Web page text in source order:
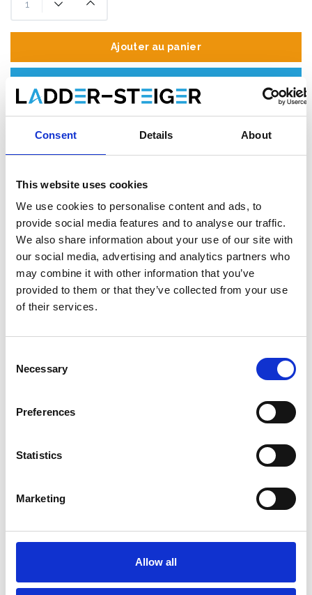
Consent Details About
This website uses cookies
We use cookies to personalise content and ads, to
provide social media features and to analyse our traffic.
We also share information about your use of our site with
our social media, advertising and analytics partners who
may combine it with other information that you’ve
provided to them or that they’ve collected from your use
of their services.
Selection
Necessary
Preferences
Statistics
Marketing
Allow all
Ajouter au panier
Enregistrer comme favori
Informations sur le produit Produits similaires
Description
RS 44-POWER Echafaudage pliant
étroit Echafaudage roulant compact
l'extérieur et idéal pour l'intérieur grâce à ses dimensions
extensible avec tous les composants de la série RS TOWER 4.
Vous pouvez ainsi augmenter facilement la hauteur de travail de
L'échafaudage pliant est idéal pour les travaux professionnels
peut passer par une ouverture de porte. La plate-forme est
disponible en 1,85 m de longueur. Grâce à la portion rabattable
pliez l'échafaudage en un tout. Il prend très peu de place.
La plate-forme peut être réglée à plusieurs niveaux de
travail, de manière à pouvoir travailler facilement à